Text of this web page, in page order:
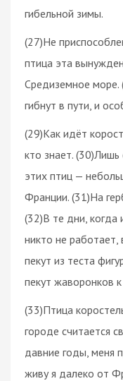
гибельной зимы.
(27)Не
птица эта
Средиземное море.
гибнут в пути, и
(29)Как идёт
кто знает.
этих птиц —
Франции. (31)На
(32)В те дни, когда
никто не
пекут из теста
пекут жаворонков
(33)Птица
городе считается
давние годы, меня
живу я далеко от